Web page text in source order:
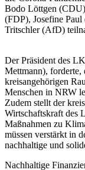
Bodo Löttgen
(FDP), Josefine
Tritschler (AfD)
Der Präsident des
Mettmann),
kreisangehörigen
Menschen in NRW
Zudem stellt der
Wirtschaftskraft des
Maßnahmen zu
müssen verstärkt in
nachhaltige und
Nachhaltige